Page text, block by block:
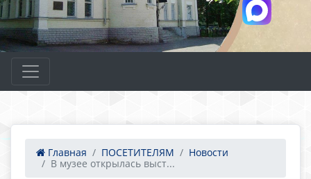
Главная ПОСЕТИТЕЛЯМ
Новости
В музее открылась выст...